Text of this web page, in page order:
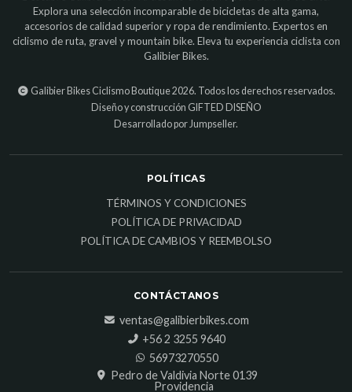
Explora una selección incomparable de bicicletas de alta gama,
accesorios de calidad superior y ropa de rendimiento. Expertos en
ciclismo de ruta, gravel y mountain bike. Eleva tu experiencia ciclista con
Galibier Bikes.
Galibier Bikes Ciclismo Boutique 2026. Todos los derechos reservados.
Diseño y construcción GIFTED DISEÑO
Desarrollado por Jumpseller.
POLÍTICAS
TÉRMINOS Y CONDICIONES
POLÍTICA DE PRIVACIDAD
POLÍTICA DE CAMBIOS Y REEMBOLSO
CONTÁCTANOS
ventas@galibierbikes.com
‎+56 2 3255 9640
56973270550
Pedro de Valdivia Norte 0139
Providencia